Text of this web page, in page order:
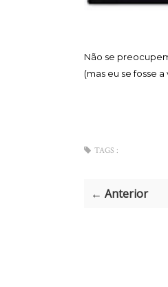
Não se
(mas eu se fosse
TAGS :
← Anterior